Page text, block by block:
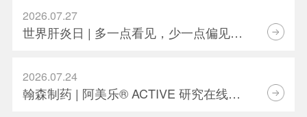
2026.07.27
世界肝炎日 | 多一点看见，少一点偏见，
2026.07.24
翰森制药 | 阿美乐® ACTIVE 研究在线发